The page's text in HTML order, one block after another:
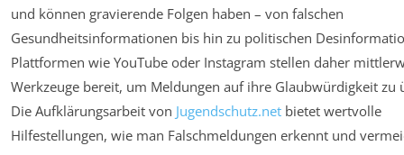
und können gravierende Folgen haben – von falschen
Gesundheitsinformationen bis hin zu politischen
Plattformen wie YouTube oder Instagram stellen daher
Werkzeuge bereit, um Meldungen auf ihre Glaubwürdigkeit zu
Die Aufklärungsarbeit von Jugendschutz.net bietet wertvolle
Hilfestellungen, wie man Falschmeldungen erkennt und